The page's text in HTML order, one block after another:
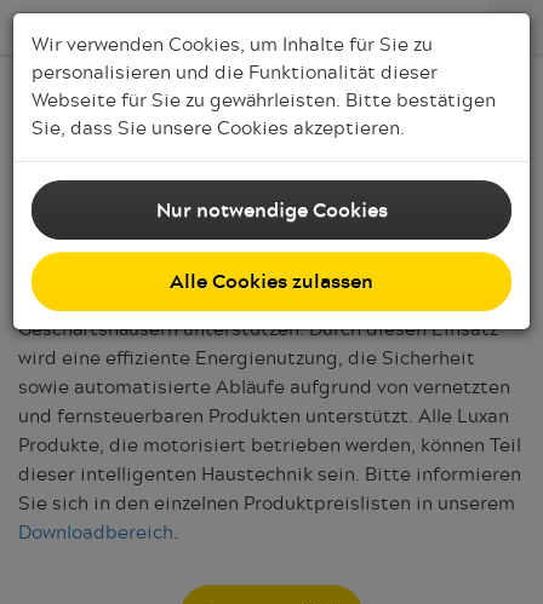
Service
Smart Home
Sie erhalten bei Luxan auf Wunsch technische
Ausstattungen, die eine smarte Gebäudesteuerung im
Bereich Sicht- und Sonnenschutz in Wohn- und
Geschäftshäusern unterstützen. Durch diesen Einsatz
wird eine effiziente Energienutzung, die Sicherheit
sowie automatisierte Abläufe aufgrund von vernetzten
und fernsteuerbaren Produkten unterstützt. Alle Luxan
Produkte, die motorisiert betrieben werden, können Teil
dieser intelligenten Haustechnik sein. Bitte informieren
Sie sich in den einzelnen Produktpreislisten in unserem
Downloadbereich.
Wir verwenden Cookies, um Inhalte für Sie zu
personalisieren und die Funktionalität dieser
Webseite für Sie zu gewährleisten. Bitte bestätigen
Sie, dass Sie unsere Cookies akzeptieren.
Nur notwendige Cookies
Alle Cookies zulassen